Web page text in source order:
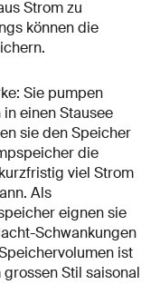
Strom zu
können die
Sie pumpen
einen Stausee
sie den Speicher
die
viel Strom
Als
eignen sie
Schwankungen
ist
Stil saisonal